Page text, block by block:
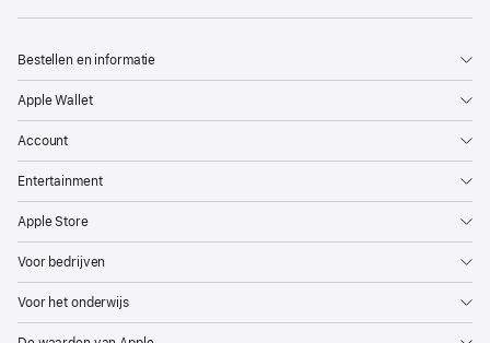
Bestellen en informatie
Apple Wallet
Account
Entertainment
Apple Store
Voor bedrijven
Voor het onderwijs